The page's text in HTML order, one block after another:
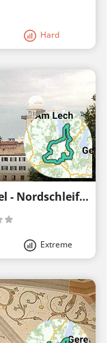
Hard
Landschaft sacrée Pfaffenwinkel - Nordschleife
Extreme